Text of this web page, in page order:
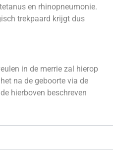
en rhinopneumonie.
trekpaard krijgt dus
in de merrie zal hierop
na de geboorte via de
hierboven beschreven